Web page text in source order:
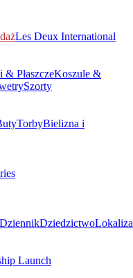
Les Deux International
PłaszczeKoszule &
Szorty